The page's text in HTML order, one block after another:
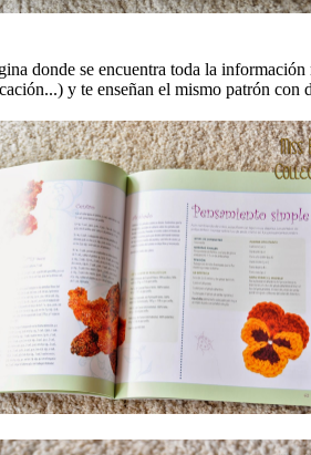
donde se encuentra toda la información
y te enseñan el mismo patrón con